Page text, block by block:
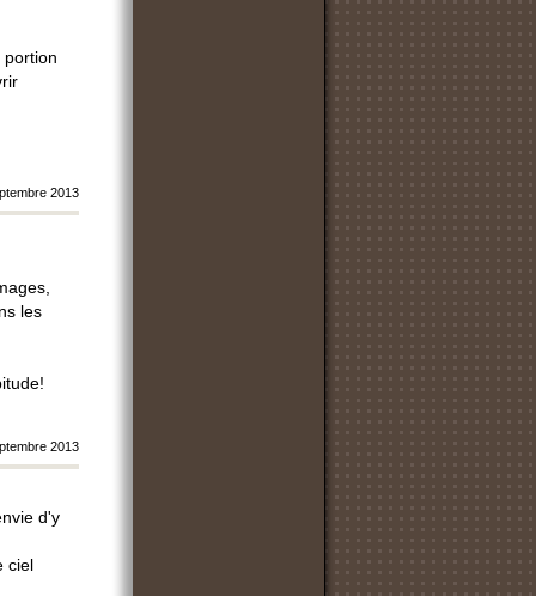
portion
2013
les
2013
d'y
ciel